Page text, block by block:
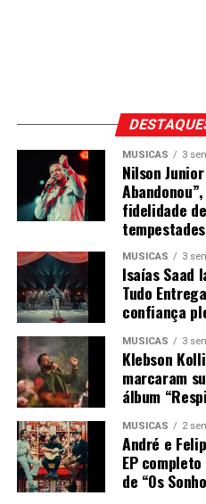
MÚSICAS 3
Nilson
fidelidade
MÚSICAS 3
Isaías Saad
Tudo
confiança
MÚSICAS 3
Klebson
marcaram
álbum
MÚSICAS 2
André e
EP
de “Os